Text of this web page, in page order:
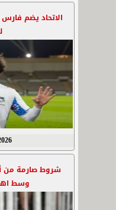
الاتحاد يضم
04/
شروط صارمة من
وسط